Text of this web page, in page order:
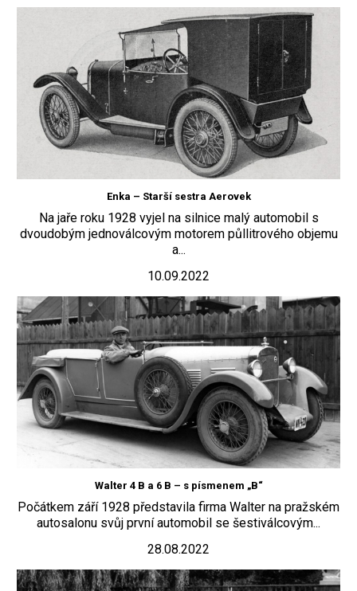
Enka – Starší sestra Aerovek
Na jaře roku 1928 vyjel na silnice malý automobil s
dvoudobým jednoválcovým motorem půllitrového objemu
a...
10.09.2022
Walter 4 B a 6 B – s písmenem „B“
Počátkem září 1928 představila firma Walter na pražském
autosalonu svůj první automobil se šestiválcovým...
28.08.2022